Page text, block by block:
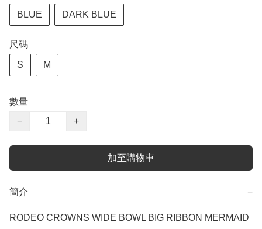
BLUE DARK BLUE
尺碼
S M
數量
−
+
加至購物車
簡介 −
RODEO CROWNS WIDE BOWL BIG RIBBON MERMAID